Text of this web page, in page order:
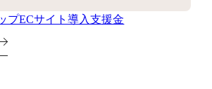
プECサイト導入支援金